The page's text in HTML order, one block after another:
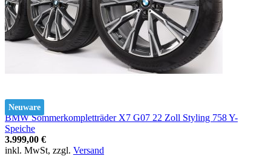
Neuware
BMW Sommerkompletträder X7 G07 22 Zoll Styling 758 Y-
Speiche
3.999,00 €
inkl. MwSt, zzgl. Versand